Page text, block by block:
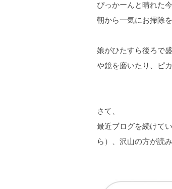
ぴっかーんと晴れた
朝から一気にお掃除
娘がひたすら後ろで
や鏡を磨いたり、ピ
さて、
最近ブログを続けて
ら）、沢山の方が読